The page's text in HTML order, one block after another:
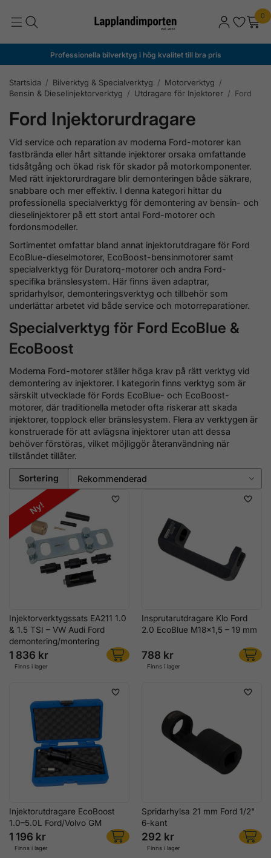
0
Professionella bilverktyg i hög kvalitet till bra pris
Startsida / Bilverktyg & Specialverktyg / Motorverktyg /
Bensin & Dieselinjektorverktyg / Utdragare för Injektorer / Ford
Ford Injektorurdragare
Vid service och reparation av moderna Ford-motorer kan
fastbrända eller hårt sittande injektorer orsaka omfattande
tidsåtgång och ökad risk för skador på motorkomponenter.
Med rätt injektorurdragare blir demonteringen både säkrare,
snabbare och mer effektiv. I denna kategori hittar du
professionella specialverktyg för demontering av bensin- och
dieselinjektorer på ett stort antal Ford-motorer och
fordonsmodeller.
Sortimentet omfattar bland annat injektorutdragare för Ford
EcoBlue-dieselmotorer, EcoBoost-bensinmotorer samt
specialverktyg för Duratorq-motorer och andra Ford-
specifika bränslesystem. Här finns även adaptrar,
spridarhylsor, demonteringsverktyg och tillbehör som
underlättar arbetet vid både service och motorreparationer.
Specialverktyg för Ford EcoBlue &
EcoBoost
Moderna Ford-motorer ställer höga krav på rätt verktyg vid
demontering av injektorer. I kategorin finns verktyg som är
särskilt utvecklade för Fords EcoBlue- och EcoBoost-
motorer, där traditionella metoder ofta riskerar att skada
injektorer, topplock eller bränslesystem. Flera av verktygen är
konstruerade för att avlägsna injektorer utan att dessa
behöver förstöras, vilket möjliggör återanvändning när
tillståndet tillåter.
Sortering
Ny!
Injektorverktygssats EA211 1.0
& 1.5 TSI – VW Audi Ford
demontering/montering
1 836 kr
Finns i lager
Insprutarutdragare Klo Ford
2.0 EcoBlue M18x1,5 – 19 mm
788 kr
Finns i lager
Injektorutdragare EcoBoost
1.0–5.0L Ford/Volvo GM
1 196 kr
Finns i lager
Spridarhylsa 21 mm Ford 1/2"
6-kant
292 kr
Finns i lager